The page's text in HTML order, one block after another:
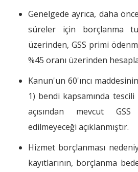
Genelgede ayrıca, daha
süreler için borçlanma
üzerinden, GSS primi
%45 oranı üzerinden
Kanun'un 60'ıncı
1) bendi kapsamında
açısından mevcut
edilmeyeceği açıklanmıştır.
Hizmet borçlanması
kayıtlarının, borçlanma